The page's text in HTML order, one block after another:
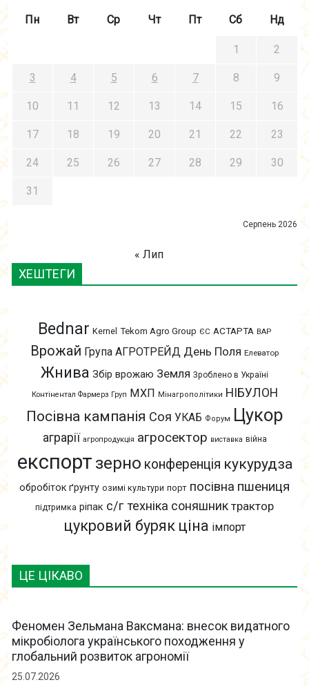
ЦЕ ЦІКАВО
Феномен Зельмана Ваксмана: внесок видатного
мікробіолога українського походження у
глобальний розвиток агрономії
25.07.2026
Серпень 2026
Пн Вт Ср Чт Пт Сб Нд
1 2
3 4 5 6 7 8 9
10 11 12 13 14 15 16
17 18 19 20 21 22 23
24 25 26 27 28 29 30
31
« Лип
ХЕШТЕГИ
Bednar Kernel Tekom Agro Group ЄС АСТАРТА ВАР
Врожай Група АГРОТРЕЙД День Поля Елеватор
Жнива Збір врожаю Земля Зроблено в Україні
Контінентал Фармерз Груп МХП Мінагрополітики НІБУЛОН
Посівна кампанія Соя УКАБ Форум Цукор
аграрії агропродукція агросектор виставка війна
експорт зерно конференція кукурудза
обробіток ґрунту озимі культури порт посівна пшениця
підтримка ріпак с/г техніка соняшник трактор
цукровий буряк ціна імпорт